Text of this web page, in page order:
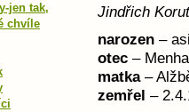
Jindřich
narozen –
otec –
matka–
zemřel –
jen tak,
chvíle